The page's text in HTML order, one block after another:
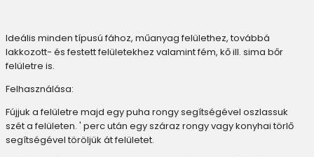
Ideális minden típusú fához, műanyag felülethez, továbbá
lakkozott- és festett felületekhez valamint fém, kő ill. sima bőr
felületre is.
Felhasználása:
Fújjuk a felületre majd egy puha rongy segítségével oszlassuk
szét a felületen. ' perc után egy száraz rongy vagy konyhai törlő
segítségével töröljük át felületet.